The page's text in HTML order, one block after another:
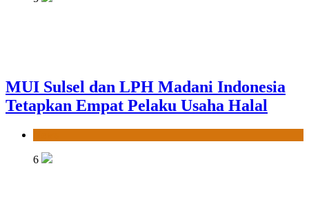
Sinergi MUI Sulsel dan LPH Unhas
Perkuat Jaminan Produk Halal, Sidang
Fatwa Tetapkan Kehalalan 7 Pelaku
Usaha
News